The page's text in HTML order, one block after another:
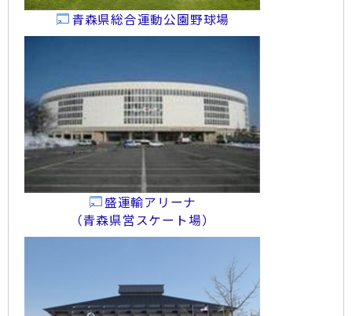
青森県総合運動公園野球場
盛運輸アリーナ
（青森県営スケート場）